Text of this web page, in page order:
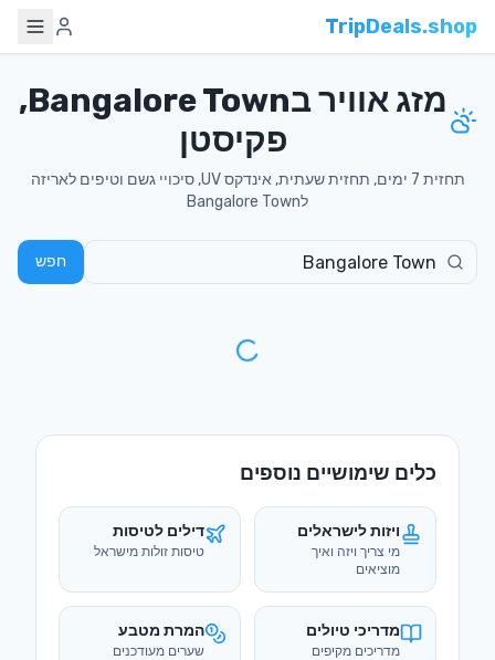
TripDeals.shop
מזג אוויר בBangalore Town,
פקיסטן
תחזית 7 ימים, תחזית שעתית, אינדקס UV, סיכויי גשם וטיפים לאריזה
לBangalore Town
חפש
כלים שימושיים נוספים
ויזות לישראלים
מי צריך ויזה ואיך
מוציאים
דילים לטיסות
טיסות זולות מישראל
מדריכי טיולים
מדריכים מקיפים
המרת מטבע
שערים מעודכנים